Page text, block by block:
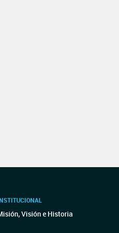
Visión e Historia